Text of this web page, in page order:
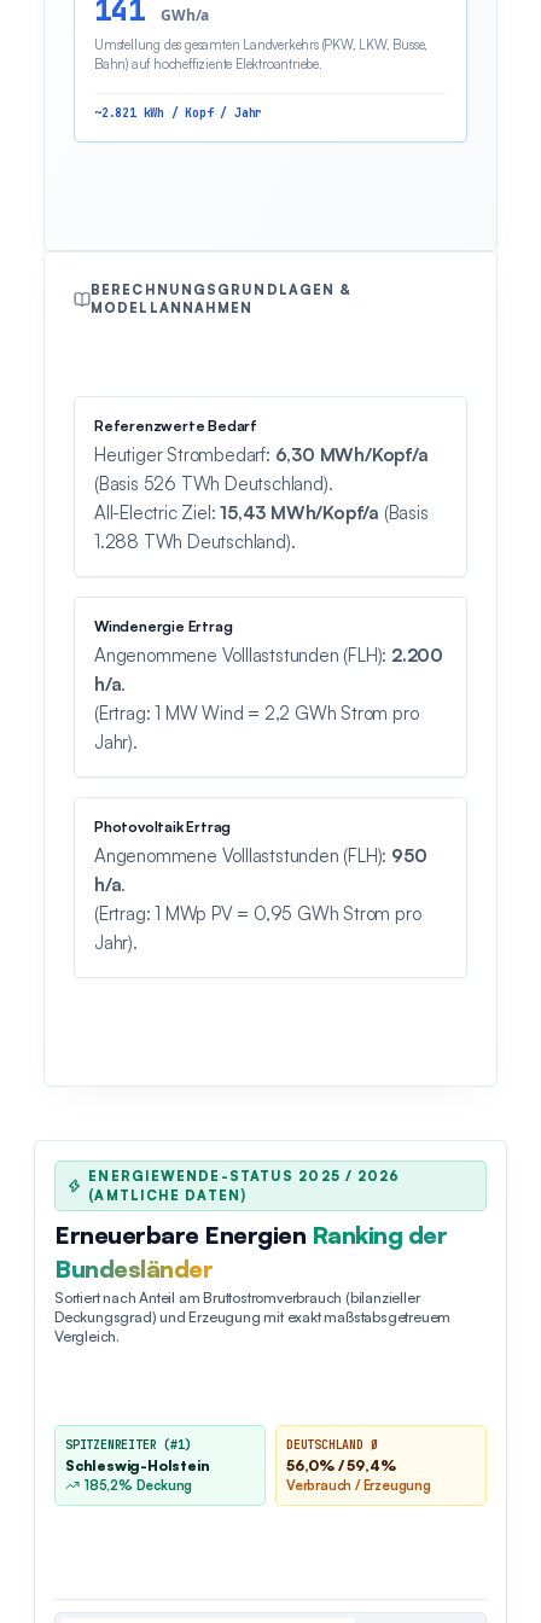
141GWh/a
Umstellung des gesamten Landverkehrs (PKW, LKW, Busse,
Bahn) auf hocheffiziente Elektroantriebe.
~2.821 kWh / Kopf / Jahr
BERECHNUNGSGRUNDLAGEN &
MODELLANNAHMEN
Referenzwerte Bedarf
Heutiger Strombedarf: 6,30 MWh/Kopf/a
(Basis 526 TWh Deutschland).
All-Electric Ziel:15,43 MWh/Kopf/a (Basis
1.288 TWh Deutschland).
Windenergie Ertrag
Angenommene Volllaststunden (FLH): 2.200
h/a.
(Ertrag: 1 MW Wind = 2,2 GWh Strom pro
Jahr).
Photovoltaik Ertrag
Angenommene Volllaststunden (FLH): 950
h/a.
(Ertrag: 1 MWp PV = 0,95 GWh Strom pro
Jahr).
ENERGIEWENDE-STATUS 2025 / 2026
(AMTLICHE DATEN)
Erneuerbare Energien Ranking der
Bundesländer
Sortiert nach Anteil am Bruttostromverbrauch (bilanzieller
Deckungsgrad) und Erzeugung mit exakt maßstabsgetreuem
Vergleich.
SPITZENREITER (#1)
Schleswig-Holstein
185,2% Deckung
DEUTSCHLAND Ø
56,0% / 59,4%
Verbrauch / Erzeugung